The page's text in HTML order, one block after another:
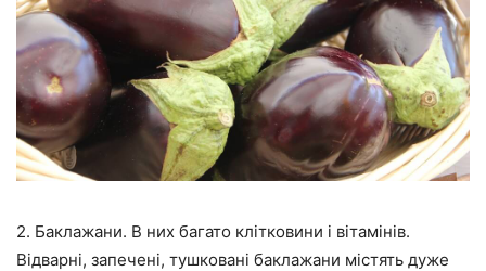
2. Баклажани. В них багато клітковини і вітамінів.
Відварні, запечені, тушковані баклажани містять дуже